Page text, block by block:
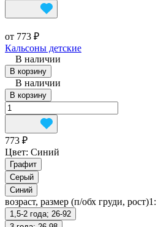
от 773 ₽
Кальсоны детские
В наличии
В корзину
В наличии
В корзину
773 ₽
Цвет: Синий
Графит
Серый
Синий
возраст, размер (п/обх груди, рост)1:
1,5-2 года; 26-92